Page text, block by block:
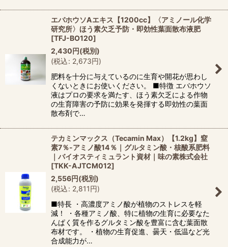
エバホウソAエキス【1200cc】〈アミノール化学
研究所〉ほう素欠乏予防・即効性葉面散布液肥
[TFJ-BO120]
2,430 円(税別)
(税込: 2,673円)
肥料を十分に与えているのに生育や開花が思わし
くないときにお使いください。 ■特徴 エバホウソ
液はプロの要求を満たす、ほう素欠乏による作物
の生育障害の予防に効果を発揮する即効性の葉面
散布剤で…
テカミンマックス（Tecamin Max）【1.2kg】窒
素7％-アミノ酸14％｜グルタミン酸・核酸系肥料
｜バイオスティミュラント資材｜味の素株式会社
[TKK-AJTCM012]
2,556円(税別)
(税込: 2,811 円)
■特長 ・高濃度アミノ酸が植物のストレスを軽
減！ ・各種アミノ酸、特に植物の生育に必要なた
んぱく質を作るグルタミン酸を豊富に含む葉面散
布材です。 ・植物の生育促進、曇天・低温など光
合成能力が…